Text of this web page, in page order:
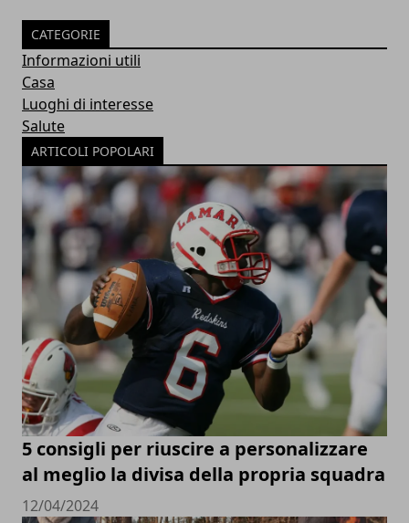
CATEGORIE
Informazioni utili
Casa
Luoghi di interesse
Salute
ARTICOLI POPOLARI
5 consigli per riuscire a personalizzare
al meglio la divisa della propria squadra
12/04/2024